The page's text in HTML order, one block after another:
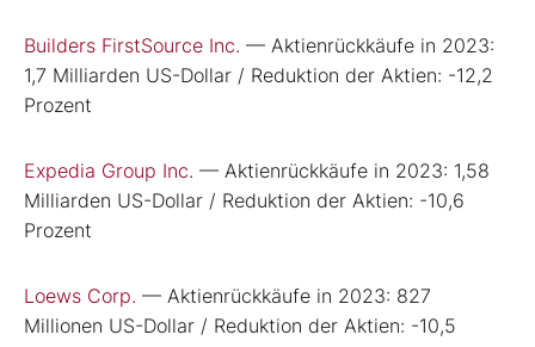
Builders FirstSource Inc. — Aktienrückkäufe in 2023:
1,7 Milliarden US-Dollar / Reduktion der Aktien: -12,2
Prozent
Expedia Group Inc. — Aktienrückkäufe in 2023: 1,58
Milliarden US-Dollar / Reduktion der Aktien: -10,6
Prozent
Loews Corp. — Aktienrückkäufe in 2023: 827
Millionen US-Dollar / Reduktion der Aktien: -10,5